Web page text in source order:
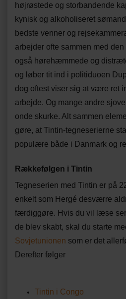
højrøstede og storbandende
kynisk og alkoholiseret
bedste venner og
arbejder ofte sammen med
også hørehæmmede og
og løber tit ind i politiduoen
dog oftest viser sig at være ret
arbejde. Og mange andre
onde skurke. Alt sammen
gøre, at Tintin-tegneserierne
populære både i Danmark og
Rækkefølgen i Tintin
Tegneserien med Tintin er på
enkelt som Hergé desværre
færdiggøre. Hvis du vil læse
de blev skabt, skal du starte
Sovjetunionen som er det
Derefter følger
Tintin i Congo